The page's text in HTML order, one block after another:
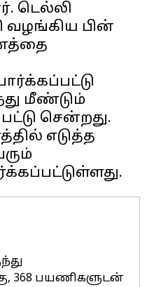
டெல்லி
வழங்கிய பின்
மீண்டும்
சென்றது.
எடுத்த
368 பயணிகளுடன்